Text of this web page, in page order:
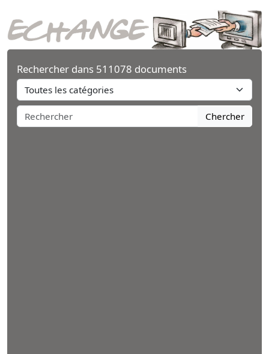
Rechercher dans 511078 documents
Chercher